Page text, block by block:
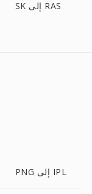
SK إلى RAS
PNG إلى IPL